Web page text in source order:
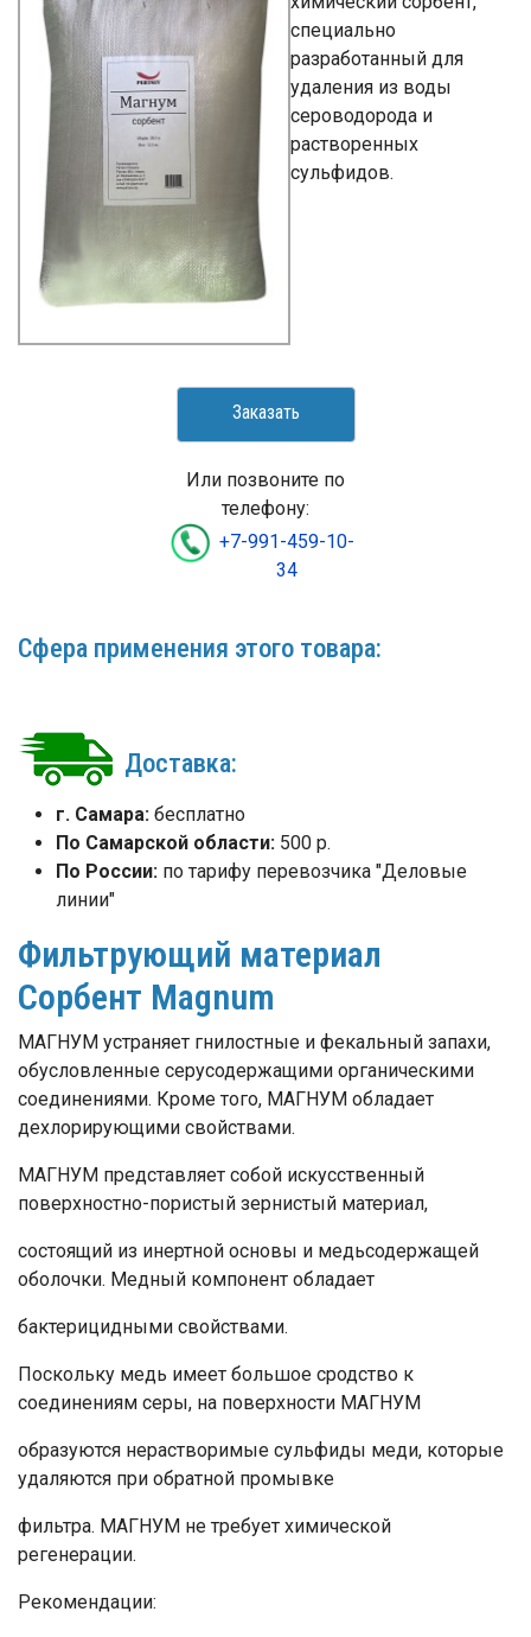
специально
разработанный для
удаления из воды
сероводорода и
растворенных
сульфидов.
Заказать
Или позвоните по
телефону:
+7-991-459-10-
34
Сфера применения этого товара:
Доставка:
г. Самара: бесплатно
По Самарской области: 500 р.
По России: по тарифу перевозчика "Деловые
линии"
Фильтрующий материал
Сорбент Magnum
МАГНУМ устраняет гнилостные и фекальный запахи,
обусловленные серусодержащими органическими
соединениями. Кроме того, МАГНУМ обладает
дехлорирующими свойствами.
МАГНУМ представляет собой искусственный
поверхностно-пористый зернистый материал,
состоящий из инертной основы и медьсодержащей
оболочки. Медный компонент обладает
бактерицидными свойствами.
Поскольку медь имеет большое сродство к
соединениям серы, на поверхности МАГНУМ
образуются нерастворимые сульфиды меди, которые
удаляются при обратной промывке
фильтра. МАГНУМ не требует химической
регенерации.
Рекомендации: